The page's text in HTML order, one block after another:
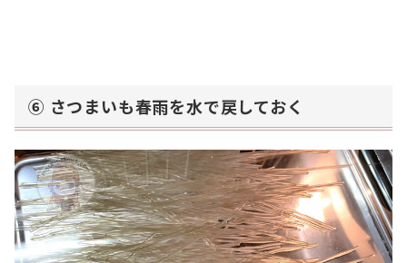
⑥ さつまいも春雨を水で戻しておく